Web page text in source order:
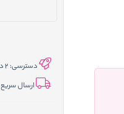
دسترسی: 2 در انبار
ارسال سریع